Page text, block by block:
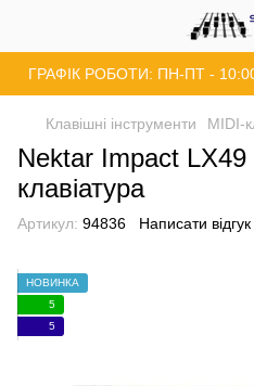
ГРАФІК РОБОТИ: ПН-ПТ -
Клавішні інструменти MIDI-
Nektar Impact
клавіатура
Артикул: 94836 Написати відгук
НОВИНКА
5
5